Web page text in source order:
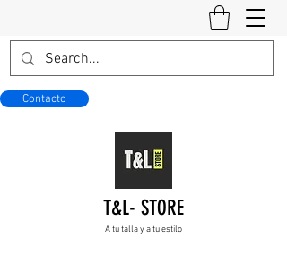
Contacto
T&L- STORE
A tu talla y a tu estilo